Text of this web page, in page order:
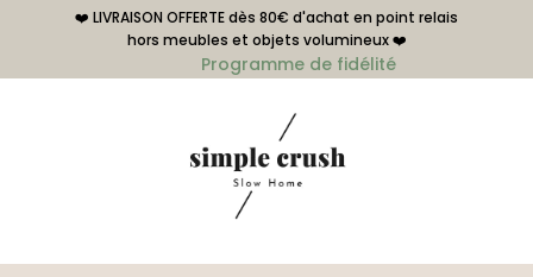
❤️ LIVRAISON OFFERTE dès 80€ d'achat en point relais
hors meubles et objets volumineux ❤️
Programme de fidélité